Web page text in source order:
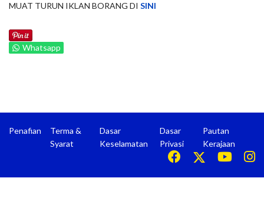
MUAT TURUN IKLAN BORANG DI SINI
Whatsapp
Penafian
Terma &
Syarat
Dasar
Keselamatan
Dasar
Privasi
Pautan
Kerajaan